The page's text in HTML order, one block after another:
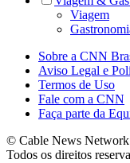
Viagem
Sobre a CNN
Aviso Legal e
Termos de Uso
Fale com a CNN
Faça parte da
© Cable News
Todos os direitos